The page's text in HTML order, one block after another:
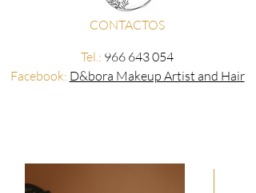
CONTACTOS
Tel.: 966 643 054
Facebook: D&bora Makeup Artist and Hair